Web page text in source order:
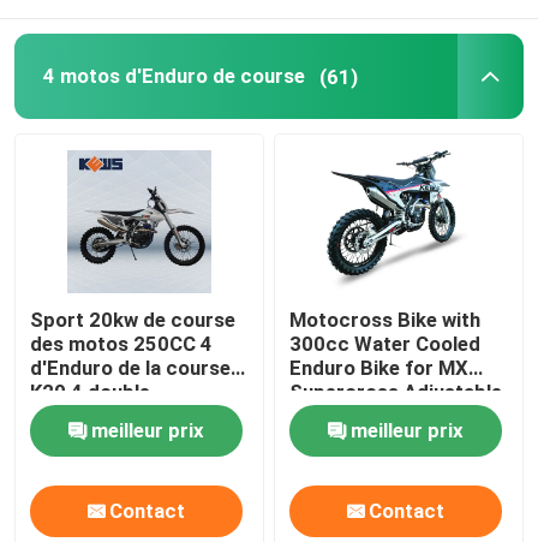
4 motos d'Enduro de course (61)
Sport 20kw de course
des motos 250CC 4
d'Enduro de la course
K20 4 double
meilleur prix
Contact
Motocross Bike with
300cc Water Cooled
Enduro Bike for MX
Supercross Adjustable
Shock Trail Bike
Enduro for Wheelie and
Jump
meilleur prix
Contact